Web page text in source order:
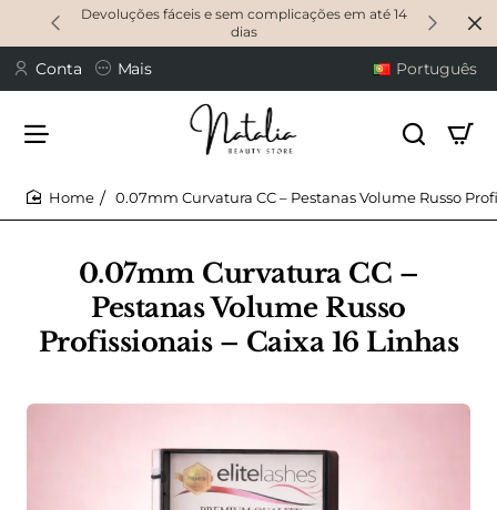
Devoluções fáceis e sem complicações em até 14
dias
Conta Mais Português
0.07mm Curvatura CC –
Pestanas Volume Russo
Profissionais – Caixa 16 Linhas
0.07mm Curvatura CC – Pestanas Volume Russo